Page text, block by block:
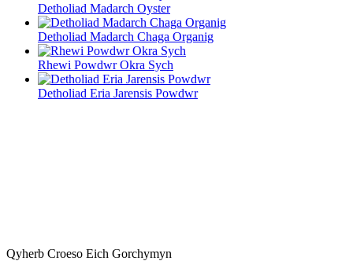
Detholiad Madarch Oyster
Detholiad Madarch Chaga Organig
Rhewi Powdwr Okra Sych
Detholiad Eria Jarensis Powdwr
Qyherb Croeso Eich Gorchymyn